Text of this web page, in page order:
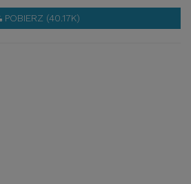
POBIERZ (40.17K)